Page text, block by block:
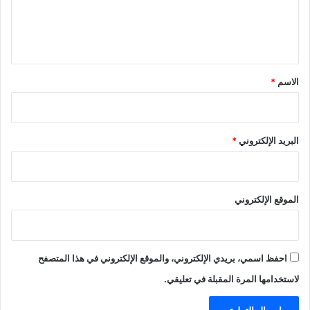
*
الاسم *
البريد الإلكتروني*
الموقع الإلكتروني
احفظ اسمي، بريدي الإلكتروني، والموقع الإلكتروني في هذا المتصفح
لاستخدامها المرة المقبلة في تعليقي.